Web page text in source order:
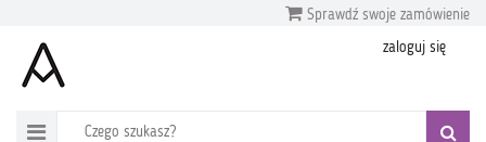
Sprawdź swoje zamówienie
zaloguj się